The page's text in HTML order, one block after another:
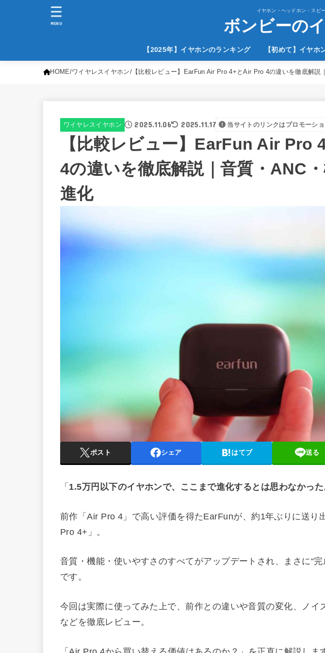
イヤホン・ヘッドホン・スピ
ボンビーの
【2025年】イヤホンのランキング 【初めて】イヤホ
MENU
HOME ワイヤレスイヤホン 【比較レビュー】EarFun Air Pro 4+とAir Pro 4の違いを徹底解説
ワイヤレスイヤホン 2025.11.06 2025.11.17 当サイトのリンクはプロモーシ
【比較レビュー】EarFun Air Pro
4の違いを徹底解説｜音質・ANC
進化
ポスト シェア はてブ 送る
「 1.5万円以下のイヤホンで、ここまで進化するとは思わなかった
前作「Air Pro 4」で高い評価を得たEarFunが、約1年ぶりに送り
Pro 4+」。
音質・機能・使いやすさのすべてがアップデートされ、まさに“
です。
今回は実際に使ってみた上で、前作との違いや音質の変化、ノイ
などを徹底レビュー。